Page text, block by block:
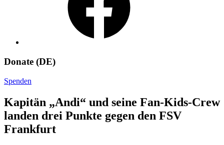
Donate (DE)
Spenden
Kapitän „Andi“ und seine Fan-Kids-Crew
landen drei Punkte gegen den FSV
Frankfurt